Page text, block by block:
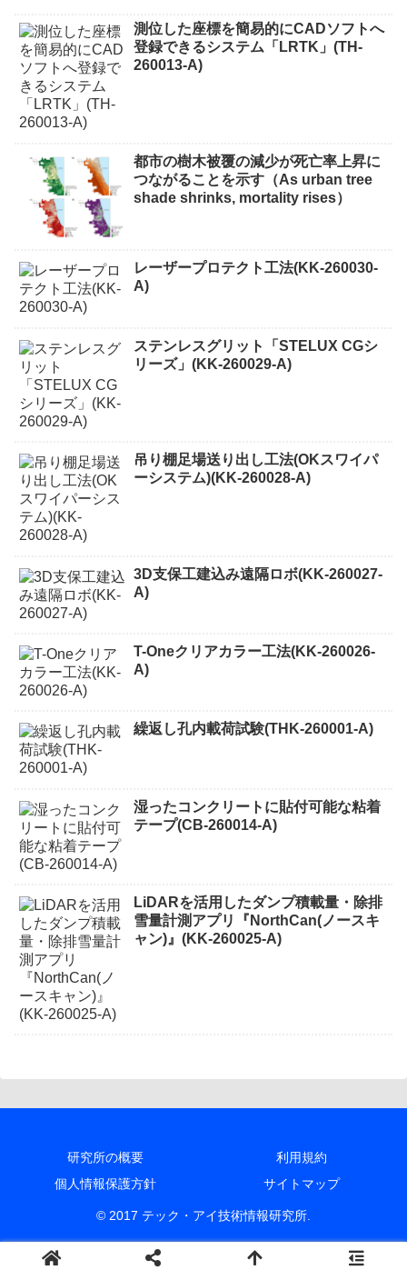
測位した座標を簡易的にCADソフトへ
登録できるシステム「LRTK」(TH-
260013-A)
都市の樹木被覆の減少が死亡率上昇に
つながることを示す（As urban tree
shade shrinks, mortality rises）
レーザープロテクト⼯法(KK-260030-
A)
ステンレスグリット「STELUX CGシ
リーズ」(KK-260029-A)
吊り棚足場送り出し工法(OKスワイパ
ーシステム)(KK-260028-A)
3D支保工建込み遠隔ロボ(KK-260027-
A)
T-Oneクリアカラー工法(KK-260026-
A)
繰返し孔内載荷試験(THK-260001-A)
湿ったコンクリートに貼付可能な粘着
テープ(CB-260014-A)
LiDARを活用したダンプ積載量・除排
雪量計測アプリ『NorthCan(ノースキ
ャン)』(KK-260025-A)
研究所の概要
利用規約
個人情報保護方針
サイトマップ
© 2017 テック・アイ技術情報研究所.